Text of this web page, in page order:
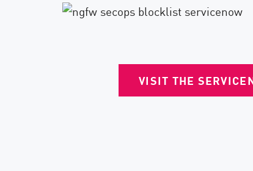
VISIT THE